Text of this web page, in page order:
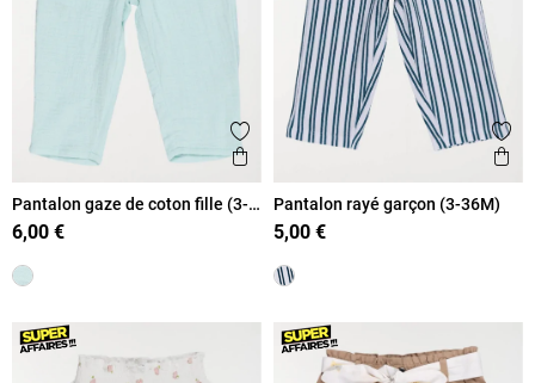
Ajouter aux favoris
Aperçu rapide
Pantalon gaze de coton fille (3-
36M)
6,00 €
Pantalon rayé garçon (3-36M)
5,00 €